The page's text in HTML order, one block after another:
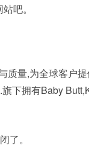
吧。
质量,为全球客户
下拥有Baby
了。